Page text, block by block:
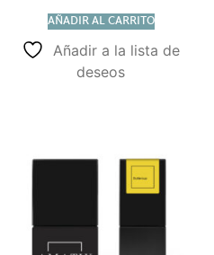
AÑADIR AL CARRITO
Añadir a la lista de
deseos